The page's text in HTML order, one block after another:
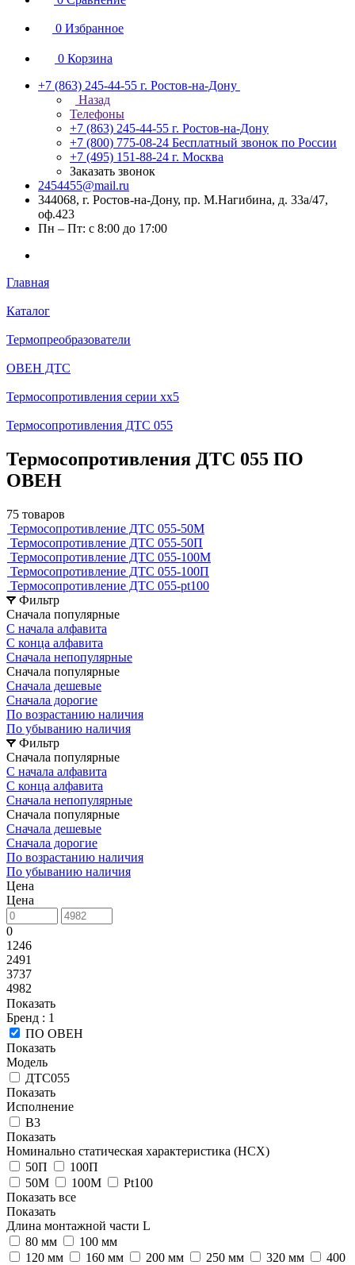
0 Избранное
0 Корзина
+7 (863) 245-44-55 г. Ростов-на-Дону
Назад
Телефоны
+7 (863) 245-44-55 г. Ростов-на-Дону
+7 (800) 775-08-24 Бесплатный звонок по России
+7 (495) 151-88-24 г. Москва
Заказать звонок
2454455@mail.ru
344068, г. Ростов-на-Дону, пр. М.Нагибина, д. 33а/47,
оф.423
Пн – Пт: с 8:00 до 17:00
Главная
Каталог
Термопреобразователи
ОВЕН ДТС
Термосопротивления серии хх5
Термосопротивления ДТС 055
Термосопротивления ДТС 055 ПО
ОВЕН
75 товаров
Термосопротивление ДТС 055-50М
Термосопротивление ДТС 055-50П
Термосопротивление ДТС 055-100М
Термосопротивление ДТС 055-100П
Термосопротивление ДТС 055-pt100
Фильтр
Сначала популярные
С начала алфавита
С конца алфавита
Сначала непопулярные
Сначала популярные
Сначала дешевые
Сначала дорогие
По возрастанию наличия
По убыванию наличия
Фильтр
Сначала популярные
С начала алфавита
С конца алфавита
Сначала непопулярные
Сначала популярные
Сначала дешевые
Сначала дорогие
По возрастанию наличия
По убыванию наличия
Цена
Цена
0
1246
2491
3737
4982
Показать
Бренд : 1
ПО ОВЕН
Показать
Модель
ДТС055
Показать
Исполнение
В3
Показать
Номинально статическая характеристика (НСХ)
50П
100П
50М
100М
Pt100
Показать все
Показать
Длина монтажной части L
80 мм
100 мм
120 мм
160 мм 200 мм 250 мм 320 мм
400